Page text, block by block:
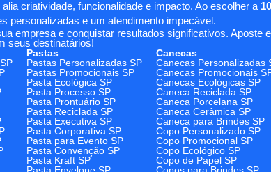
criatividade, funcionalidade e impacto. Ao escolher a
personalizadas e um atendimento impecável.
empresa e conquistar resultados significativos. Aposte
seus destinatários!
Pastas Canecas
Pastas Personalizadas SP Canecas Personalizadas
Pastas Promocionais SP Canecas Promocionais
Pasta Ecológica SP Canecas Ecológicas SP
Pasta Processo SP Caneca Reciclada SP
Pasta Prontuário SP Caneca Porcelana SP
Pasta Reciclada SP Caneca Cerâmica SP
Pasta Executiva SP Caneca para Brindes SP
Pasta Corporativa SP Copo Personalizado SP
Pasta para Evento SP Copo Promocional SP
Pasta Convenção SP Copo Ecológico SP
Pasta Kraft SP Copo de Papel SP